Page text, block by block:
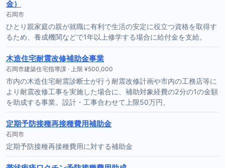
金）
石岡市
ひとり親家庭の親が就職に有利で生活の安定に役立つ資格を取得す
るため、養成機関などで1年以上修学する場合に給付金を支給。
木造住宅耐震改修補助金事業
石岡市建築住宅指導課 · 上限 ¥500,000
市内の木造住宅耐震診断士が行う耐震改修計画や市内の工務店等に
より耐震改修工事を実施した場合に、補助対象経費の2分の1の金額
を助成する事業。設計・工事合わせて上限50万円。
定期予防接種再接種費用補助金
石岡市
定期予防接種再接種費用に対する補助金